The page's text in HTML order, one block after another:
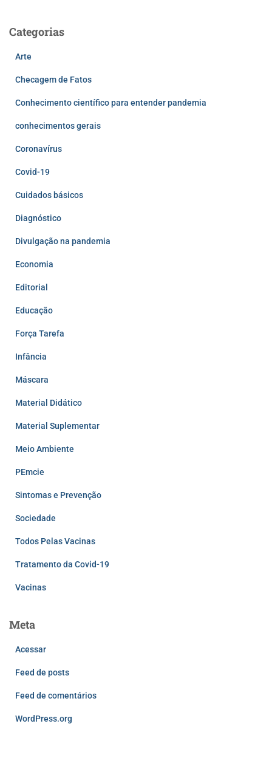
Categorias
Arte
Checagem de Fatos
Conhecimento científico para entender pandemia
conhecimentos gerais
Coronavírus
Covid-19
Cuidados básicos
Diagnóstico
Divulgação na pandemia
Economia
Editorial
Educação
Força Tarefa
Infância
Máscara
Material Didático
Material Suplementar
Meio Ambiente
PEmcie
Sintomas e Prevenção
Sociedade
Todos Pelas Vacinas
Tratamento da Covid-19
Vacinas
Meta
Acessar
Feed de posts
Feed de comentários
WordPress.org